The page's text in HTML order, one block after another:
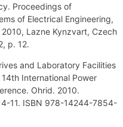
Proceedings of
of Electrical Engineering,
Lazne Kynzvart, Czech
p. 12.
and Laboratory Facilities
International Power
Ohrid. 2010.
11. ISBN 978-14244-7854-